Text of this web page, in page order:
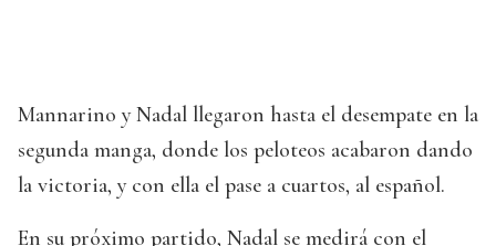
Mannarino y Nadal llegaron hasta el desempate en la
segunda manga, donde los peloteos acabaron dando
la victoria, y con ella el pase a cuartos, al español.
En su próximo partido, Nadal se medirá con el